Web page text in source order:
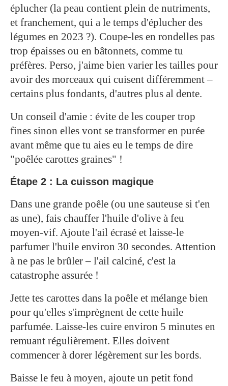
éplucher (la peau contient plein de nutriments,
et franchement, qui a le temps d'éplucher des
légumes en 2023 ?). Coupe-les en rondelles pas
trop épaisses ou en bâtonnets, comme tu
préfères. Perso, j'aime bien varier les tailles pour
avoir des morceaux qui cuisent différemment –
certains plus fondants, d'autres plus al dente.
Un conseil d'amie : évite de les couper trop
fines sinon elles vont se transformer en purée
avant même que tu aies eu le temps de dire
"poêlée carottes graines" !
Étape 2 : La cuisson magique
Dans une grande poêle (ou une sauteuse si t'en
as une), fais chauffer l'huile d'olive à feu
moyen-vif. Ajoute l'ail écrasé et laisse-le
parfumer l'huile environ 30 secondes. Attention
à ne pas le brûler – l'ail calciné, c'est la
catastrophe assurée !
Jette tes carottes dans la poêle et mélange bien
pour qu'elles s'imprègnent de cette huile
parfumée. Laisse-les cuire environ 5 minutes en
remuant régulièrement. Elles doivent
commencer à dorer légèrement sur les bords.
Baisse le feu à moyen, ajoute un petit fond